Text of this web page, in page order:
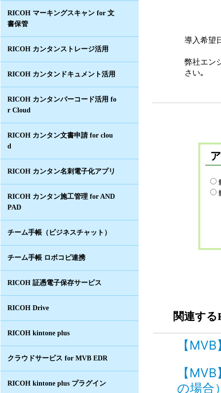
RICOH マーキングスキャン for 文
書保管
RICOH カンタンストレージ活用
RICOH カンタンドキュメント活用
RICOH カンタンバーコード活用 fo
r Cloud
RICOH カンタン文書申請 for clou
d
RICOH カンタン名刺電子化アプリ
RICOH カンタン施工管理 for AND
PAD
チーム手帳（ビジネスチャット）
チーム手帳 ロボコピ連携
RICOH 証憑電子保存サービス
RICOH Drive
RICOH kintone plus
クラウドサービス for MVB EDR
RICOH kintone plus プラグイン
導入希望
弊社エン
さい｡
関連する
【
【
の場